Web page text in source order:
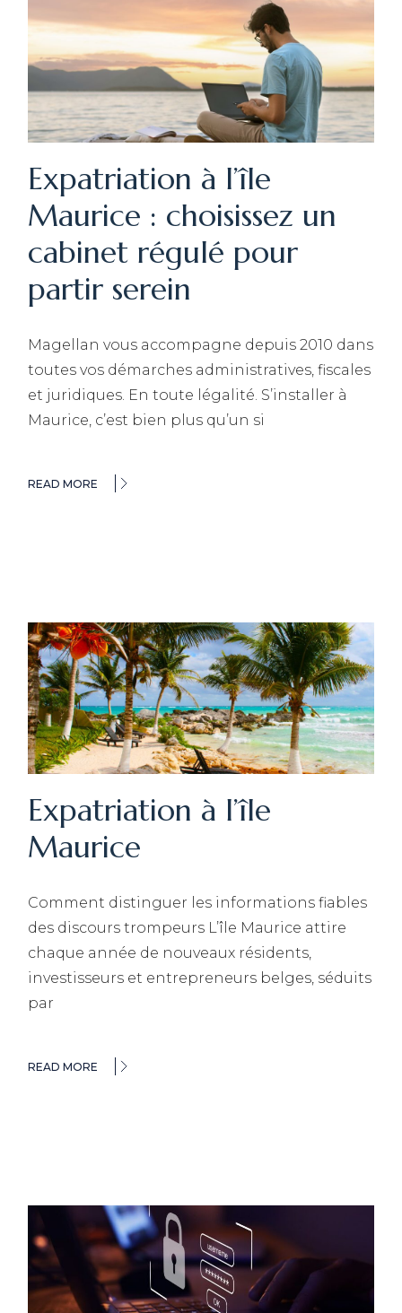
Expatriation à l’île
Maurice : choisissez un
cabinet régulé pour
partir serein
Magellan vous accompagne depuis 2010 dans
toutes vos démarches administratives, fiscales
et juridiques. En toute légalité. S’installer à
Maurice, c’est bien plus qu’un si
READ MORE
Expatriation à l’île
Maurice
Comment distinguer les informations fiables
des discours trompeurs L’île Maurice attire
chaque année de nouveaux résidents,
investisseurs et entrepreneurs belges, séduits
par
READ MORE